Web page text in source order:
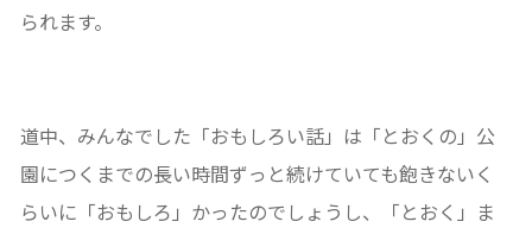
られます。
道中、みんなでした「おもしろい話」は「とおくの」公
園につくまでの長い時間ずっと続けていても飽きないく
らいに「おもしろ」かったのでしょうし、「とおく」ま